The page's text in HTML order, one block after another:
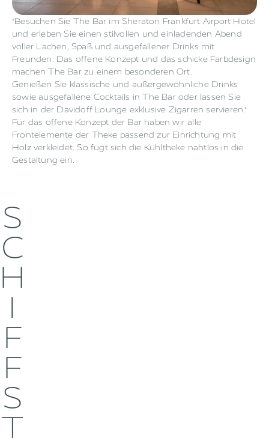
"Besuchen Sie The Bar im Sheraton Frankfurt Airport Hotel
und erleben Sie einen stilvollen und einladenden Abend
voller Lachen, Spaß und ausgefallener Drinks mit
Freunden. Das offene Konzept und das schicke Farbdesign
machen The Bar zu einem besonderen Ort.
Genießen Sie klassische und außergewöhnliche Drinks
sowie ausgefallene Cocktails in The Bar oder lassen Sie
sich in der Davidoff Lounge exklusive Zigarren servieren."
Für das offene Konzept der Bar haben wir alle
Frontelemente der Theke passend zur Einrichtung mit
Holz verkleidet. So fügt sich die Kühltheke nahtlos in die
Gestaltung ein.
S
C
H
I
F
F
S
T